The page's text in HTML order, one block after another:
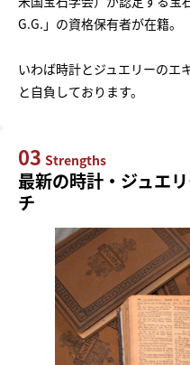
G.G.」の資格保有者が在籍。
いわば時計とジュエリーのエ
と自負しております。
03 Strengths
最新の時計・ジュエ
チ